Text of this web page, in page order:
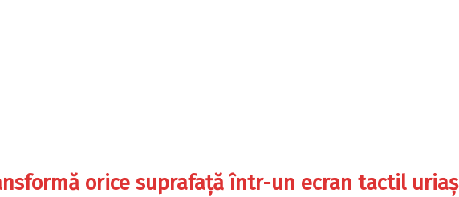
orice suprafață într-un ecran tactil uriaș